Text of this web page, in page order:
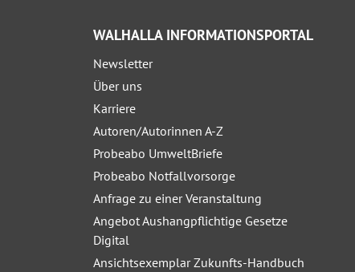
WALHALLA INFORMATIONSPORTAL
Newsletter
Über uns
Karriere
Autoren/Autorinnen A-Z
Probeabo UmweltBriefe
Probeabo Notfallvorsorge
Anfrage zu einer Veranstaltung
Angebot Aushangpflichtige Gesetze
Digital
Ansichtsexemplar Zukunfts-Handbuch